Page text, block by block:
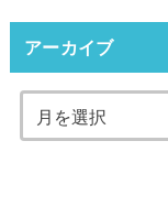
アーカイブ